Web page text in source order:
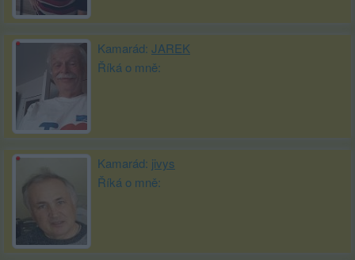
Kamarád: JAREK
Říká o mně:
Kamarád: jivys
Říká o mně: